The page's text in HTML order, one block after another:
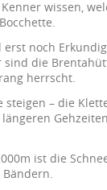
wissen,
noch
sind die
herrscht.
– die
ist die